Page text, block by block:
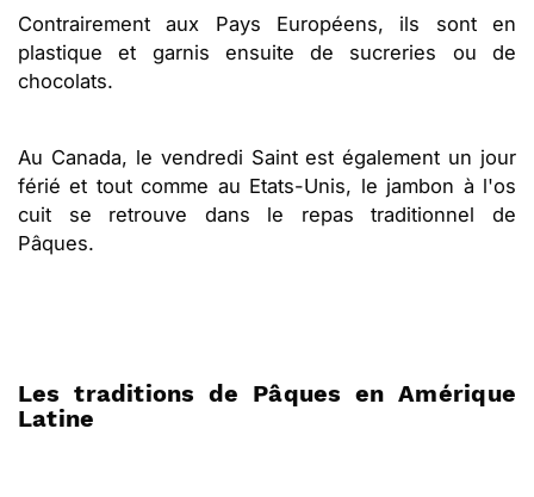
Contrairement aux Pays Européens, ils sont en
plastique et garnis ensuite de sucreries ou de
chocolats.
Au Canada, le vendredi Saint est également un jour
férié et tout comme au Etats-Unis, le jambon à l'os
cuit se retrouve dans le repas traditionnel de
Pâques.
Les traditions de Pâques en Amérique
Latine